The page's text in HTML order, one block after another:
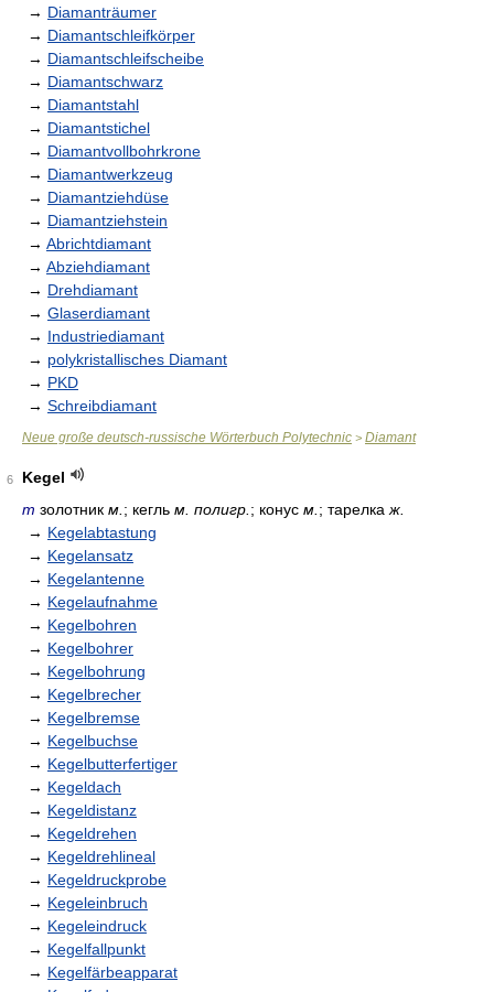
→ Diamanträumer
→ Diamantschleifkörper
→ Diamantschleifscheibe
→ Diamantschwarz
→ Diamantstahl
→ Diamantstichel
→ Diamantvollbohrkrone
→ Diamantwerkzeug
→ Diamantziehdüse
→ Diamantziehstein
→ Abrichtdiamant
→ Abziehdiamant
→ Drehdiamant
→ Glaserdiamant
→ Industriediamant
→ polykristallisches Diamant
→ PKD
→ Schreibdiamant
Neue große deutsch-russische Wörterbuch Polytechnic > Diamant
6
Kegel
m золотник м. ; кегль м. полигр. ; конус м. ; тарелка ж.
→ Kegelabtastung
→ Kegelansatz
→ Kegelantenne
→ Kegelaufnahme
→ Kegelbohren
→ Kegelbohrer
→ Kegelbohrung
→ Kegelbrecher
→ Kegelbremse
→ Kegelbuchse
→ Kegelbutterfertiger
→ Kegeldach
→ Kegeldistanz
→ Kegeldrehen
→ Kegeldrehlineal
→ Kegeldruckprobe
→ Kegeleinbruch
→ Kegeleindruck
→ Kegelfallpunkt
→ Kegelfärbeapparat